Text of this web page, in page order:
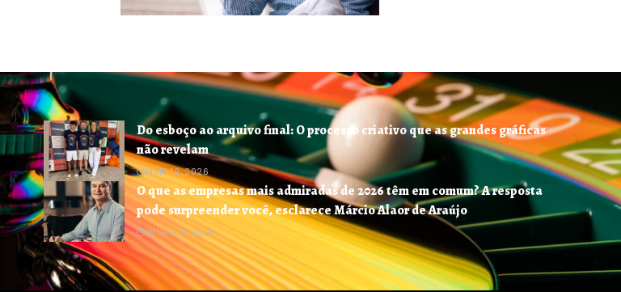
Do esboço ao arquivo final: O processo criativo que as grandes gráficas
não revelam
MAIO 12, 2026
O que as empresas mais admiradas de 2026 têm em comum? A resposta
pode surpreender você, esclarece Márcio Alaor de Araújo
JUNHO 19, 2026